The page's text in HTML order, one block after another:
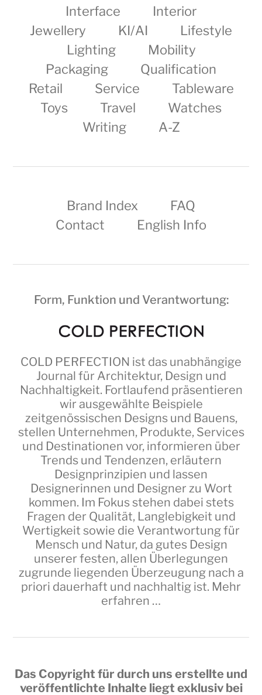
Interface
Interior
Jewellery
KI/AI
Lifestyle
Lighting
Mobility
Packaging
Qualification
Retail
Service
Tableware
Toys
Travel
Watches
Writing
A-Z
Brand Index
FAQ
Contact
English Info
Form, Funktion und Verantwortung:
COLD PERFECTION ist das unabhängige
Journal für Architektur, Design und
Nachhaltigkeit. Fortlaufend präsentieren
wir ausgewählte Beispiele
zeitgenössischen Designs und Bauens,
stellen Unternehmen, Produkte, Services
und Destinationen vor, informieren über
Trends und Tendenzen, erläutern
Designprinzipien und lassen
Designerinnen und Designer zu Wort
kommen. Im Fokus stehen dabei stets
Fragen der Qualität, Langlebigkeit und
Wertigkeit sowie die Verantwortung für
Mensch und Natur, da gutes Design
unserer festen, allen Überlegungen
zugrunde liegenden Überzeugung nach a
priori dauerhaft und nachhaltig ist. Mehr
erfahren …
Das Copyright für durch uns erstellte und
veröffentlichte Inhalte liegt exklusiv bei